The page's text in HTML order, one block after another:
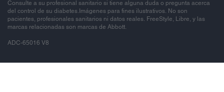
Consulte a su profesional sanitario si tiene alguna duda o pregunta acerca
del control de su diabetes.Imágenes para fines ilustrativos. No son
pacientes, profesionales sanitarios ni datos reales. FreeStyle, Libre, y las
marcas relacionadas son marcas de Abbott.
ADC-65016 V8